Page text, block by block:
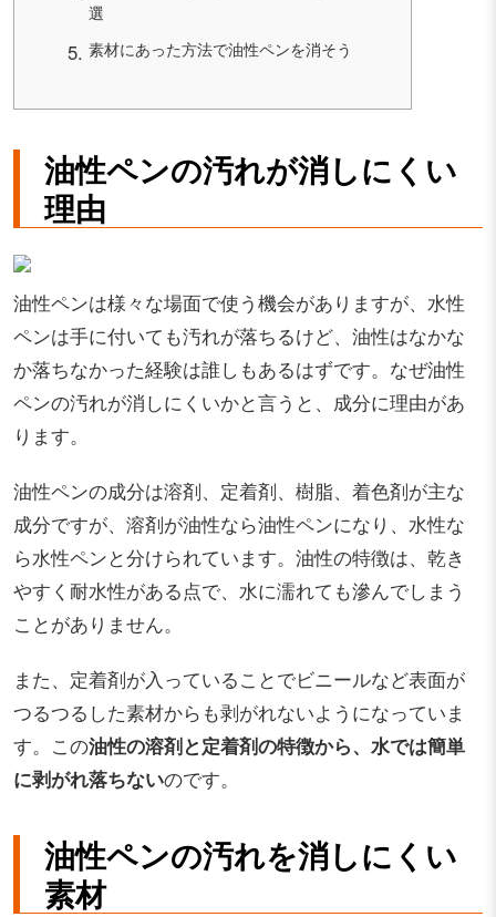
選
素材にあった方法で油性ペンを消そう
油性ペンの汚れが消しにくい
理由
油性ペンは様々な場面で使う機会がありますが、水性
ペンは手に付いても汚れが落ちるけど、油性はなかな
か落ちなかった経験は誰しもあるはずです。なぜ油性
ペンの汚れが消しにくいかと言うと、成分に理由があ
ります。
油性ペンの成分は溶剤、定着剤、樹脂、着色剤が主な
成分ですが、溶剤が油性なら油性ペンになり、水性な
ら水性ペンと分けられています。油性の特徴は、乾き
やすく耐水性がある点で、水に濡れても滲んでしまう
ことがありません。
また、定着剤が入っていることでビニールなど表面が
つるつるした素材からも剥がれないようになっていま
す。この油性の溶剤と定着剤の特徴から、水では簡単
に剥がれ落ちないのです。
油性ペンの汚れを消しにくい
素材